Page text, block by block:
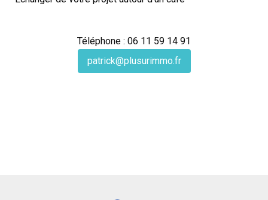
Téléphone : 06 11 59 14 91
patrick@plusurimmo.fr